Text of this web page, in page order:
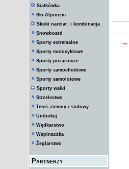
Siatkówka
Ski-Alpinizm
Skoki narciar. i kombinacja
Snowboard
Sporty extremalne
Sporty motocyklowe
Sporty pożarnicze
Sporty samochodowe
Sporty samolotowe
Sporty walki
Strzelectwo
Tenis ziemny i stołowy
Unihokej
Wędkarstwo
Wspinaczka
Żeglarstwo
Partnerzy
««